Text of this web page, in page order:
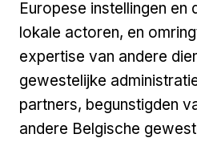
Europese instellingen en
lokale actoren, en
expertise van andere
gewestelijke
partners, begunstigden
andere Belgische